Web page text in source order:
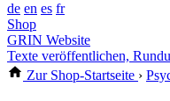
de en es fr
Shop
GRIN Website
Texte veröffentlichen,
Zur Shop-Startseite ›